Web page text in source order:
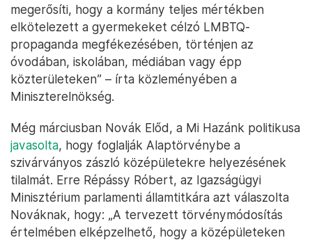
megerősíti, hogy a kormány teljes mértékben
elkötelezett a gyermekeket célzó LMBTQ-
propaganda megfékezésében, történjen az
óvodában, iskolában, médiában vagy épp
közterületeken” – írta közleményében a
Miniszterelnökség.
Még márciusban Novák Előd, a Mi Hazánk politikusa
javasolta, hogy foglalják Alaptörvénybe a
szivárványos zászló középületekre helyezésének
tilalmát. Erre Répássy Róbert, az Igazságügyi
Minisztérium parlamenti államtitkára azt válaszolta
Nováknak, hogy: „A tervezett törvénymódosítás
értelmében elképzelhető, hogy a középületeken